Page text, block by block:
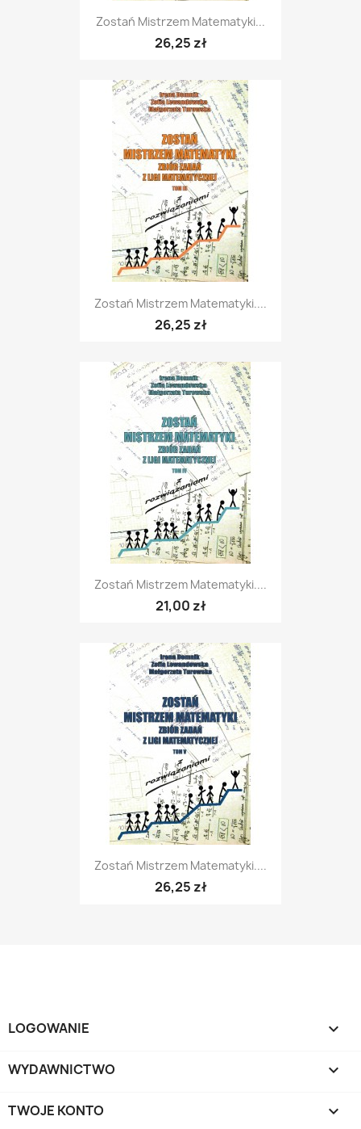
Zostań Mistrzem Matematyki...
26,25 zł
Zostań Mistrzem Matematyki....
26,25 zł
Zostań Mistrzem Matematyki....
21,00 zł
Zostań Mistrzem Matematyki....
26,25 zł
LOGOWANIE 
WYDAWNICTWO 
TWOJE KONTO 